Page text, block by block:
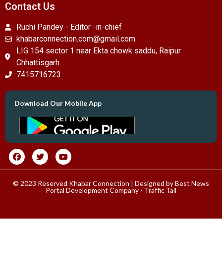
Contact Us
Ruchi Pandey - Editor -in-chief
khabarconnection.com@gmail.com
LIG 154 sector 1 near Ekta chowk saddu, Raipur
Chhattisgarh
7415716723
Download Our Mobile App
© 2023 Reserved Khabar Connection | Designed byBest News
Portal Development Company - Traffic Tail